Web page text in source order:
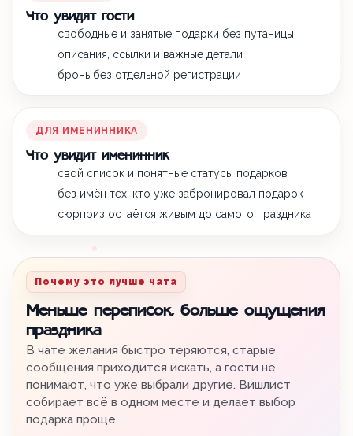
Что увидят гости
свободные и занятые подарки без путаницы
описания, ссылки и важные детали
бронь без отдельной регистрации
ДЛЯ ИМЕНИННИКА
Что увидит именинник
свой список и понятные статусы подарков
без имён тех, кто уже забронировал подарок
сюрприз остаётся живым до самого праздника
Почему это лучше чата
Меньше переписок, больше ощущения
праздника
В чате желания быстро теряются, старые
сообщения приходится искать, а гости не
понимают, что уже выбрали другие. Вишлист
собирает всё в одном месте и делает выбор
подарка проще.